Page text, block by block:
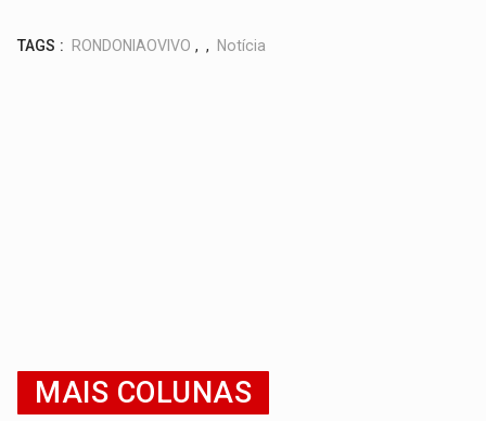
TAGS : RONDONIAOVIVO , , Notícia
MAIS COLUNAS